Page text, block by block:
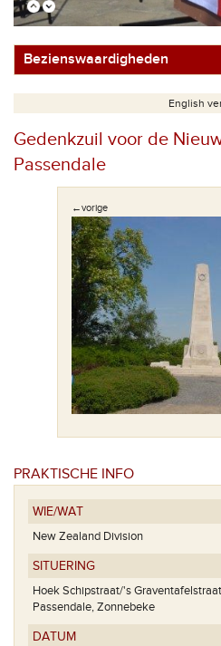
Bezienswaardigheden
English
Gedenkzuil voor de
Passendale
←vorige
PRAKTISCHE INFO
WIE/WAT
New Zealand Division
SITUERING
Hoek Schipstraat/'s Graventafelstraat
Passendale, Zonnebeke
DATUM